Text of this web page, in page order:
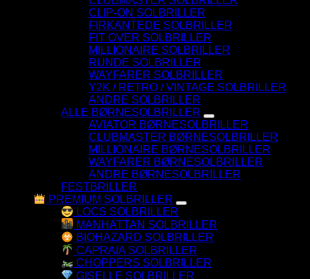
CLIP-ON SOLBRILLER
FIRKANTEDE SOLBRILLER
FIT OVER SOLBRILLER
MILLIONAIRE SOLBRILLER
RUNDE SOLBRILLER
WAYFARER SOLBRILLER
Y2K / RETRO / VINTAGE SOLBRILLER
ANDRE SOLBRILLER
ALLE BØRNESOLBRILLER
AVIATOR BØRNESOLBRILLER
CLUBMASTER BØRNESOLBRILLER
MILLIONAIRE BØRNESOLBRILLER
WAYFARER BØRNESOLBRILLER
ANDRE BØRNESOLBRILLER
FESTBRILLER
PREMIUM SOLBRILLER
LOCS SOLBRILLER
MANHATTAN SOLBRILLER
BIOHAZARD SOLBRILLER
CAPRAIA SOLBRILLER
CHOPPERS SOLBRILLER
GISELLE SOLBRILLER